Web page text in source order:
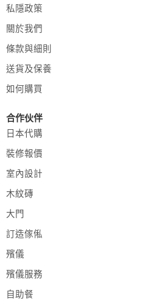
私隱政策
關於我們
條款與細則
送貨及保養
如何購買
合作伙伴
日本代購
裝修報價
室內設計
木紋磚
大門
訂造傢俬
殯儀
殯儀服務
自助餐